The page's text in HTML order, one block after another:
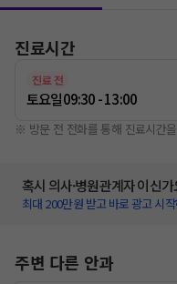
진료시간
진료 전
토요일09:30 - 13:00
※ 방문 전 전화를 통해 진료시간
혹시 의사·병원관계자 이신가
최대 200만원 받고 바로 광고 시
주변 다른 안과